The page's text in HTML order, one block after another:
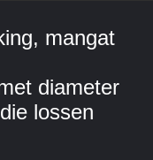
mangat
diameter
lossen